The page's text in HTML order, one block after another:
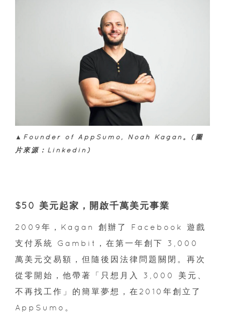
▲Founder of AppSumo, Noah Kagan。(圖
片來源：Linkedin)
$50 美元起家，開啟千萬美元事業
2009年，Kagan 創辦了 Facebook 遊戲
支付系統 Gambit，在第一年創下 3,000
萬美元交易額，但隨後因法律問題關閉。再次
從零開始，他帶著「只想月入 3,000 美元、
不再找工作」的簡單夢想，在2010年創立了
AppSumo。